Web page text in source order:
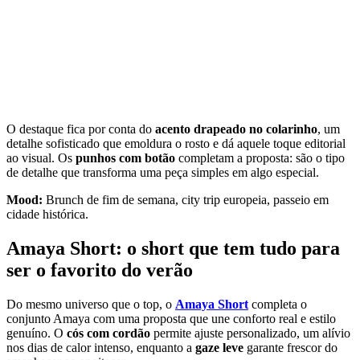
O destaque fica por conta do acento drapeado no colarinho, um
detalhe sofisticado que emoldura o rosto e dá aquele toque editorial
ao visual. Os punhos com botão completam a proposta: são o tipo
de detalhe que transforma uma peça simples em algo especial.
Mood: Brunch de fim de semana, city trip europeia, passeio em
cidade histórica.
Amaya Short: o short que tem tudo para
ser o favorito do verão
Do mesmo universo que o top, o Amaya Short completa o
conjunto Amaya com uma proposta que une conforto real e estilo
genuíno. O cós com cordão permite ajuste personalizado, um alívio
nos dias de calor intenso, enquanto a gaze leve garante frescor do